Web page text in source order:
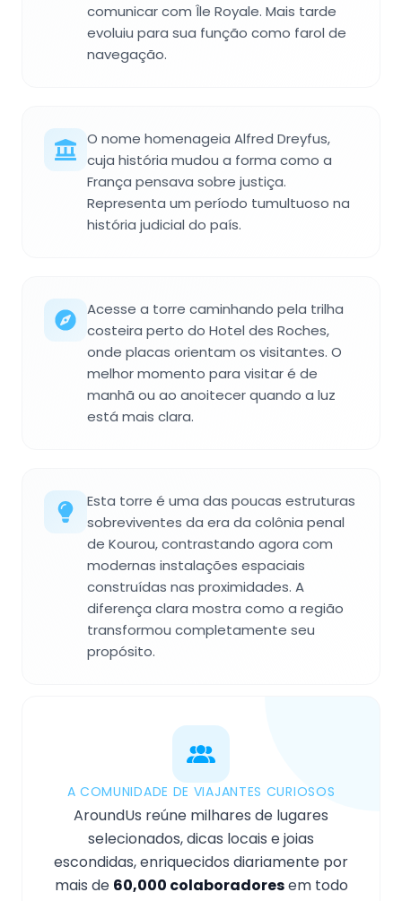
comunicar com Île Royale. Mais tarde
evoluiu para sua função como farol de
navegação.
O nome homenageia Alfred Dreyfus,
cuja história mudou a forma como a
França pensava sobre justiça.
Representa um período tumultuoso na
história judicial do país.
Acesse a torre caminhando pela trilha
costeira perto do Hotel des Roches,
onde placas orientam os visitantes. O
melhor momento para visitar é de
manhã ou ao anoitecer quando a luz
está mais clara.
Esta torre é uma das poucas estruturas
sobreviventes da era da colônia penal
de Kourou, contrastando agora com
modernas instalações espaciais
construídas nas proximidades. A
diferença clara mostra como a região
transformou completamente seu
propósito.
A COMUNIDADE DE VIAJANTES CURIOSOS
AroundUs reúne milhares de lugares
selecionados, dicas locais e joias
escondidas, enriquecidos diariamente por
mais de 60,000 colaboradoresem todo